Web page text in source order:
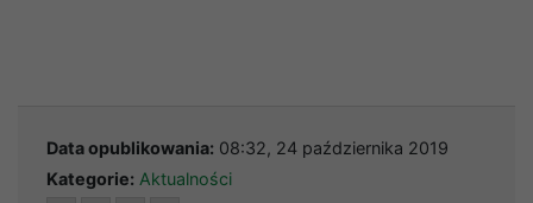
Data opublikowania: 08:32, 24 października 2019
Kategorie: Aktualności